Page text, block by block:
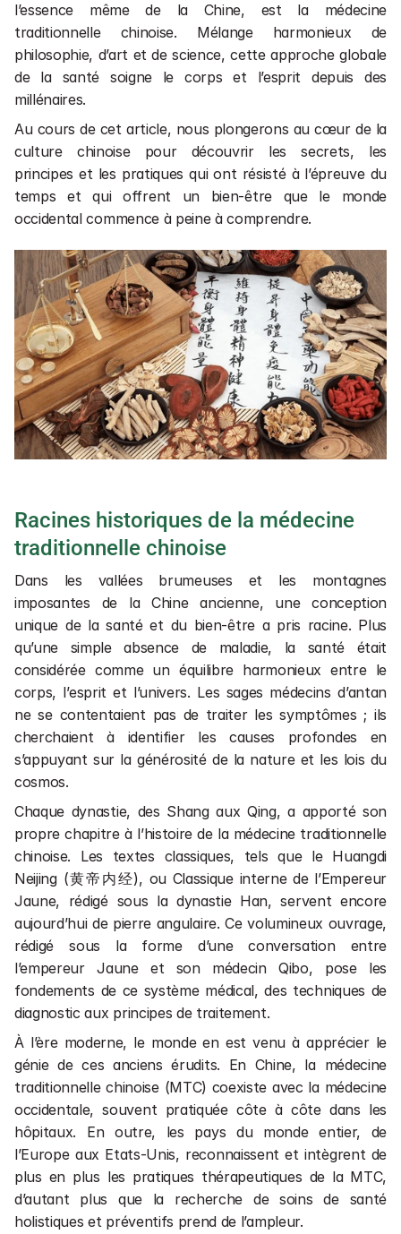
1 séance gratuite
l’essence même de la Chine, est la médecine
traditionnelle chinoise. Mélange harmonieux de
philosophie, d’art et de science, cette approche globale
de la santé soigne le corps et l’esprit depuis des
millénaires.
Au cours de cet article, nous plongerons au cœur de la
culture chinoise pour découvrir les secrets, les
principes et les pratiques qui ont résisté à l’épreuve du
temps et qui offrent un bien-être que le monde
occidental commence à peine à comprendre.
Racines historiques de la médecine
traditionnelle chinoise
Dans les vallées brumeuses et les montagnes
imposantes de la Chine ancienne, une conception
unique de la santé et du bien-être a pris racine. Plus
qu’une simple absence de maladie, la santé était
considérée comme un équilibre harmonieux entre le
corps, l’esprit et l’univers. Les sages médecins d’antan
ne se contentaient pas de traiter les symptômes ; ils
cherchaient à identifier les causes profondes en
s’appuyant sur la générosité de la nature et les lois du
cosmos.
Chaque dynastie, des Shang aux Qing, a apporté son
propre chapitre à l’histoire de la médecine traditionnelle
chinoise. Les textes classiques, tels que le Huangdi
Neijing (黄帝内经), ou Classique interne de l’Empereur
Jaune, rédigé sous la dynastie Han, servent encore
aujourd’hui de pierre angulaire. Ce volumineux ouvrage,
rédigé sous la forme d’une conversation entre
l’empereur Jaune et son médecin Qibo, pose les
fondements de ce système médical, des techniques de
diagnostic aux principes de traitement.
À l’ère moderne, le monde en est venu à apprécier le
génie de ces anciens érudits. En Chine, la médecine
traditionnelle chinoise (MTC) coexiste avec la médecine
occidentale, souvent pratiquée côte à côte dans les
hôpitaux. En outre, les pays du monde entier, de
l’Europe aux Etats-Unis, reconnaissent et intègrent de
plus en plus les pratiques thérapeutiques de la MTC,
d’autant plus que la recherche de soins de santé
holistiques et préventifs prend de l’ampleur.